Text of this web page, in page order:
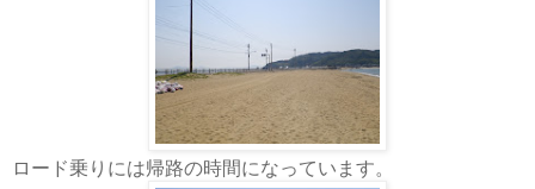
ロード乗りには帰路の時間になっています。